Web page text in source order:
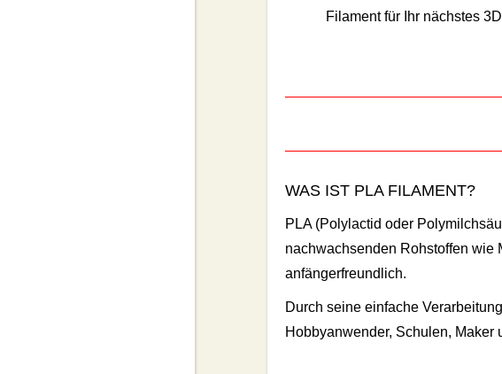
Filament für Ihr nächstes
WAS IST PLA FILAMENT?
PLA (Polylactid oder
nachwachsenden Rohstoffen wie
anfängerfreundlich.
Durch seine einfache
Hobbyanwender, Schulen, Maker